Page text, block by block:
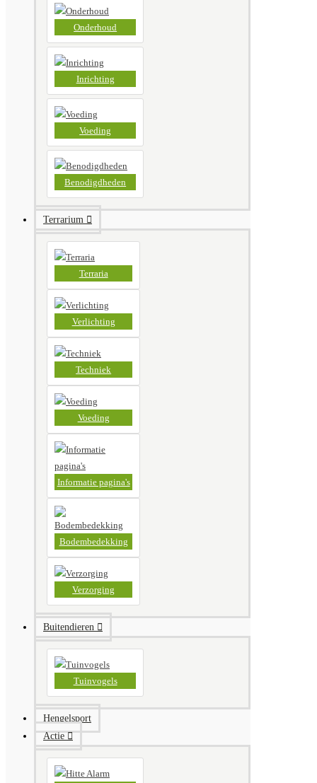
Onderhoud
Inrichting
Voeding
Benodigdheden
Terrarium
Terraria
Verlichting
Techniek
Voeding
Informatie pagina's
Bodembedekking
Verzorging
Buitendieren
Tuinvogels
Hengelsport
Actie